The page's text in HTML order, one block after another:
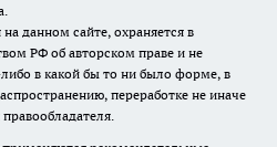
данном сайте, охраняется в
РФ об авторском праве и не
в какой бы то ни было форме, в
переработке не иначе